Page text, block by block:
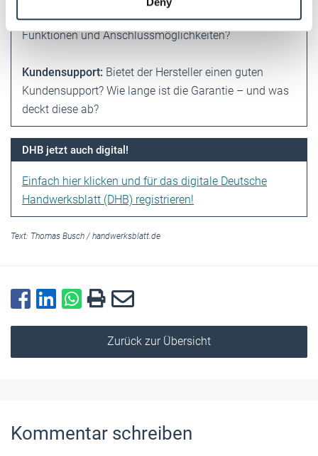
Weitere Informationen:Impressum Datenschutz
Budget? Bietet der Router alle gewünschten
Funktionen und Anschlussmöglichkeiten?
Kundensupport: Bietet der Hersteller ­einen guten
Kundensupport? Wie lange ist die Garantie – und was
deckt diese ab?
DHB jetzt auch digital!
Einfach hier klicken und für das digitale Deutsche
Handwerksblatt (DHB) registrieren!
Text: Thomas Busch / handwerksblatt.de
Zurück zur Übersicht
Kommentar schreiben